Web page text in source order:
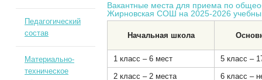
Вакантные места для приема по
Жирновская СОШ на 2025-2026
Начальная школа
1 класс – 6 мест
5 класс –
2 класс – 2 места
6 класс –
Педагогический
состав
Материально-
техническое